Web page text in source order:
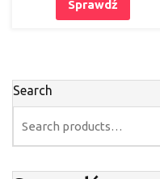
Sprawdź
Search